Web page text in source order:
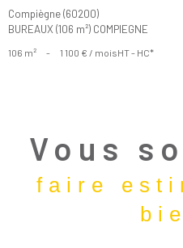
Compiègne (60200)
BUREAUX (106 m²) COMPIEGNE
106 m² - 1 100 € / moisHT - HC*
Vous
faire